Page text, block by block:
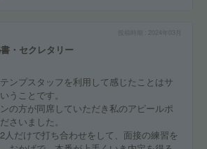
2024年03月
・セクレタリー
ンプスタッフを利用して感じたことはサ
うことです。
の方が同席していただき私のアピールポ
さいました。
人だけで打ち合わせをして、面接の練習を